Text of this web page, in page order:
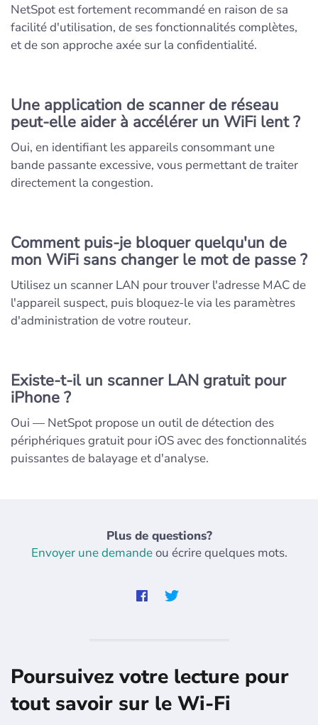
NetSpot est fortement recommandé en raison de sa
facilité d'utilisation, de ses fonctionnalités complètes,
et de son approche axée sur la confidentialité.
Une application de scanner de réseau
peut-elle aider à accélérer un WiFi lent ?
Oui, en identifiant les appareils consommant une
bande passante excessive, vous permettant de traiter
directement la congestion.
Comment puis-je bloquer quelqu'un de
mon WiFi sans changer le mot de passe ?
Utilisez un scanner LAN pour trouver l'adresse MAC de
l'appareil suspect, puis bloquez-le via les paramètres
d'administration de votre routeur.
Existe-t-il un scanner LAN gratuit pour
iPhone ?
Oui — NetSpot propose un outil de détection des
périphériques gratuit pour iOS avec des fonctionnalités
puissantes de balayage et d'analyse.
Plus de questions?
Envoyer une demandeou écrire quelques mots.
Poursuivez votre lecture pour
tout savoir sur le Wi-Fi